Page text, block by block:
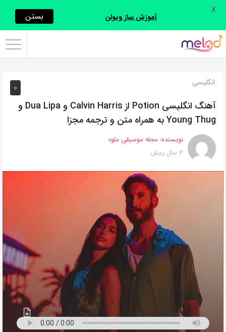
اشتراک
با
روش‌های
زیر
این
صفحه
را
بگذارید.
کپی
لینک
0 انگلیسی
آهنگ انگلیسی Potion از Calvin Harris و Dua Lipa و
Young Thug به همراه متن و ترجمه مجزا
نویسنده: مجله موسیقی ملود
2 سال پیش
آموزش ساز ویولن بستن X